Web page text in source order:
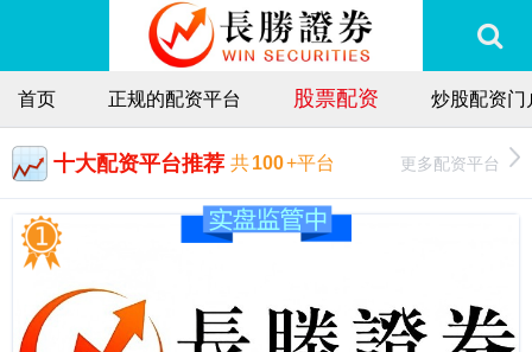
首页 正规的配资平台 股票配资 炒股配资门
十大配资平台推荐 共100+平台 更多配资平台